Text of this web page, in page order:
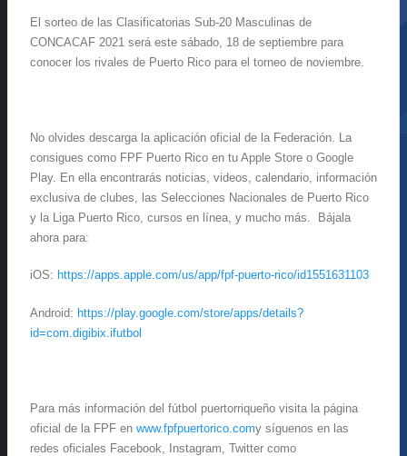
El sorteo de las Clasificatorias Sub-20 Masculinas de
CONCACAF 2021 será este sábado, 18 de septiembre para
conocer los rivales de Puerto Rico para el torneo de noviembre.
No olvides descarga la aplicación oficial de la Federación. La
consigues como FPF Puerto Rico en tu Apple Store o Google
Play. En ella encontrarás noticias, videos, calendario, información
exclusiva de clubes, las Selecciones Nacionales de Puerto Rico
y la Liga Puerto Rico, cursos en línea, y mucho más. Bájala
ahora para:
iOS: https://apps.apple.com/us/app/fpf-puerto-rico/id1551631103
Android: https://play.google.com/store/apps/details?
id=com.digibix.ifutbol
Para más información del fútbol puertorriqueño visita la página
oficial de la FPF en www.fpfpuertorico.comy síguenos en las
redes oficiales Facebook, Instagram, Twitter como